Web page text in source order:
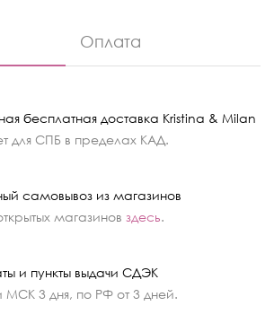
Оплата
бесплатная доставка Kristina & Milan
для СПБ в пределах КАД.
самовывоз из магазинов
магазинов здесь.
и пункты выдачи СДЭК
3 дня, по РФ от 3 дней.